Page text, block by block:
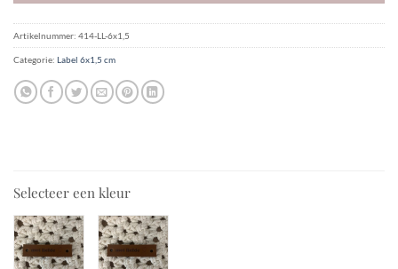
Artikelnummer: 414-LL-6x1,5
Categorie: Label 6x1,5 cm
Selecteer een kleur